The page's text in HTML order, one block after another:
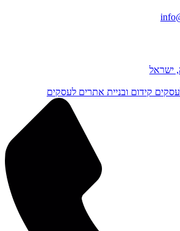
קידום ובניית אתרים לעסקים